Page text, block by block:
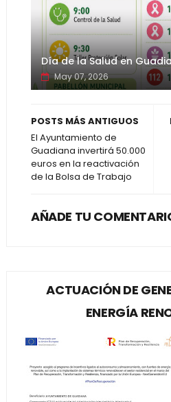
Día de la Salud en
May 07, 2026
POSTS MÁS ANTIGUOS
El Ayuntamiento de
Guadiana invertirá 50.000
euros en la reactivación
de la Bolsa de Trabajo
AÑADE TU
ACTUACIÓN DE
ENERGÍA